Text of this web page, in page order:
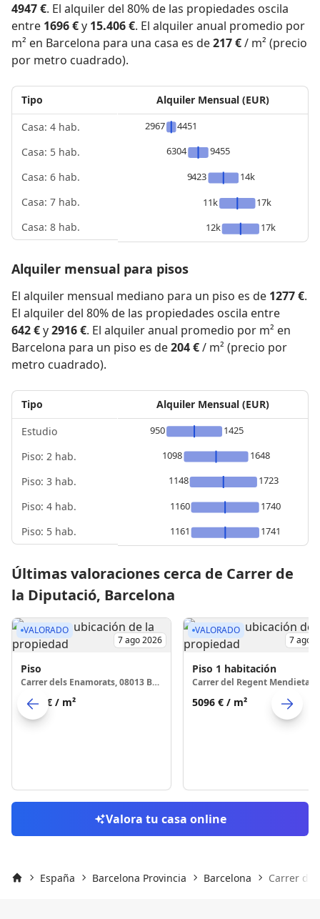
4947 €. El alquiler del 80% de las propiedades oscila
entre 1696 €y 15.406 €. El alquiler anual promedio por
m² en Barcelona para una casa es de217 €/ m² (precio
por metro cuadrado).
Tipo
Casa: 4 hab.
Casa: 5 hab.
Casa: 6 hab.
Casa: 7 hab.
Casa: 8 hab.
Alquiler Mensual (EUR)
2967
4451
6304
9455
9423
14k
11k
17k
12k
17k
Alquiler mensual para pisos
El alquiler mensual mediano para un piso es de 1277 €.
El alquiler del 80% de las propiedades oscila entre
642 €y2916 €. El alquiler anual promedio por m² en
Barcelona para un piso es de204 €/ m² (precio por
metro cuadrado).
Tipo
Estudio
Piso: 2 hab.
Piso: 3 hab.
Piso: 4 hab.
Piso: 5 hab.
Alquiler Mensual (EUR)
950
1425
1098
1648
1148
1723
1160
1740
1161
1741
Últimas valoraciones cerca de Carrer de
la Diputació, Barcelona
VALORADO
7 ago 2026
Piso
Carrer dels Enamorats, 08013 Barcelona
4869 € / m²
VALORADO
7 ago
Piso 1 habitación
5096 € / m²
Valora tu casa online
España Barcelona Provincia Barcelona Carrer de